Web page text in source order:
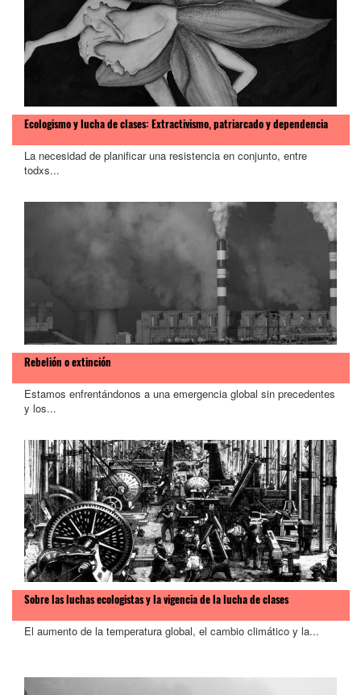
Ecologismo y lucha de clases: Extractivismo, patriarcado y dependencia
La necesidad de planificar una resistencia en conjunto, entre
todxs...
Rebelión o extinción
Estamos enfrentándonos a una emergencia global sin precedentes
y los...
Sobre las luchas ecologistas y la vigencia de la lucha de clases
El aumento de la temperatura global, el cambio climático y la...